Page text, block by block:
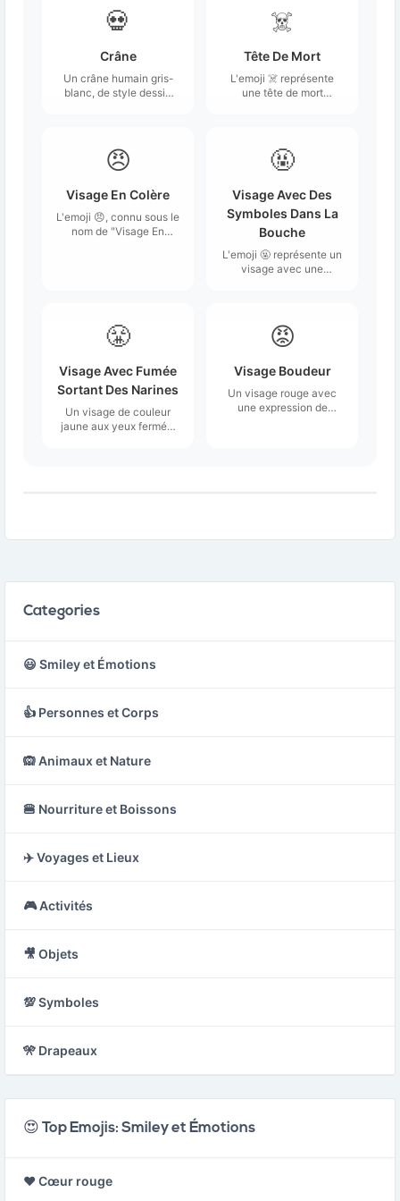
💀
Crâne
Un crâne humain gris-
blanc, de style dessin
☠️
Tête De Mort
L'emoji ☠️ représente
une tête de mort
symboles de danger ou
de poison.
😠
Visage En Colère
L'emoji 😠, connu sous le
nom de "Visage En
de colère.
🤬
Visage Avec Des
Symboles Dans La
Bouche
L'emoji 🤬 représente un
visage avec une
astérisques ou des
caractères spéciaux
bouche.
😤
Visage Avec Fumée
Sortant Des Narines
Un visage de couleur
jaune aux yeux fermés,
😡
Visage Boudeur
Un visage rouge avec
une expression de
Categories
😃 Smiley et Émotions
👍 Personnes et Corps
🙉 Animaux et Nature
🍔 Nourriture et Boissons
✈️ Voyages et Lieux
🎮 Activités
🎥 Objets
💯 Symboles
🎌 Drapeaux
😍 Top Emojis: Smiley et Émotions
❤️ Cœur rouge